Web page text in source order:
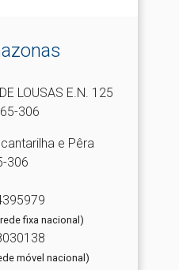
LOUSAS E.N. 125
306
e Pêra
306
fixa nacional)
móvel nacional)